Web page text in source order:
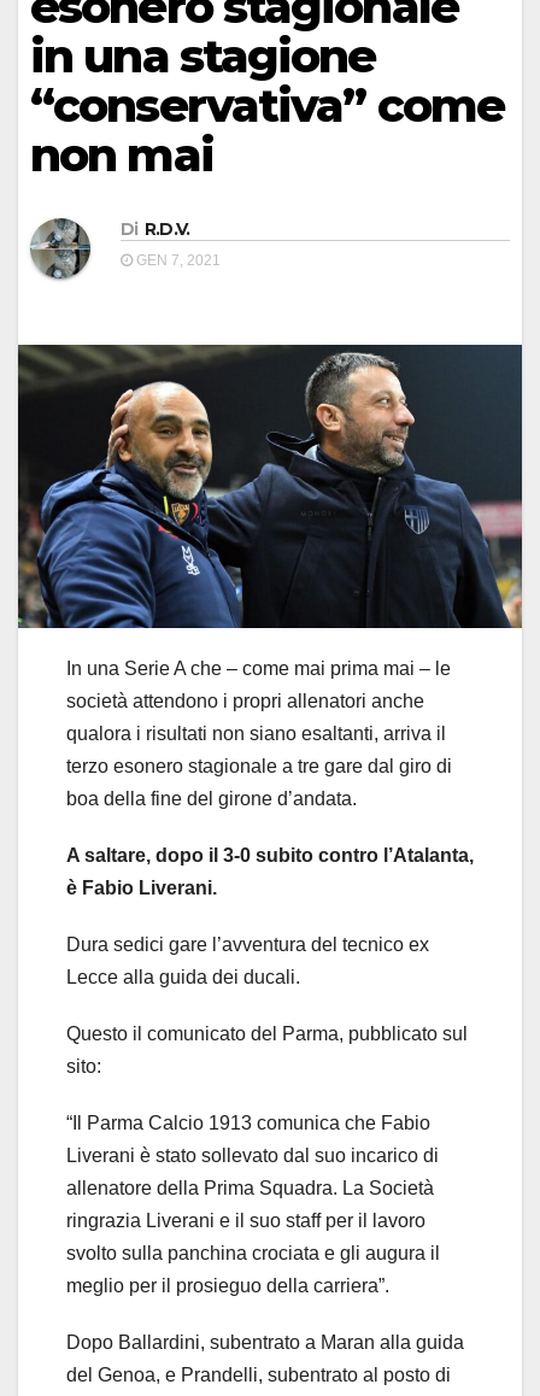
in una stagione
“conservativa” come
non mai
Di R.D.V.
GEN 7, 2021
In una Serie A che – come mai prima mai – le
società attendono i propri allenatori anche
qualora i risultati non siano esaltanti, arriva il
terzo esonero stagionale a tre gare dal giro di
boa della fine del girone d’andata.
A saltare, dopo il 3-0 subito contro l’Atalanta,
è Fabio Liverani.
Dura sedici gare l’avventura del tecnico ex
Lecce alla guida dei ducali.
Questo il comunicato del Parma, pubblicato sul
sito:
“Il Parma Calcio 1913 comunica che Fabio
Liverani è stato sollevato dal suo incarico di
allenatore della Prima Squadra. La Società
ringrazia Liverani e il suo staff per il lavoro
svolto sulla panchina crociata e gli augura il
meglio per il prosieguo della carriera”.
Dopo Ballardini, subentrato a Maran alla guida
del Genoa, e Prandelli, subentrato al posto di